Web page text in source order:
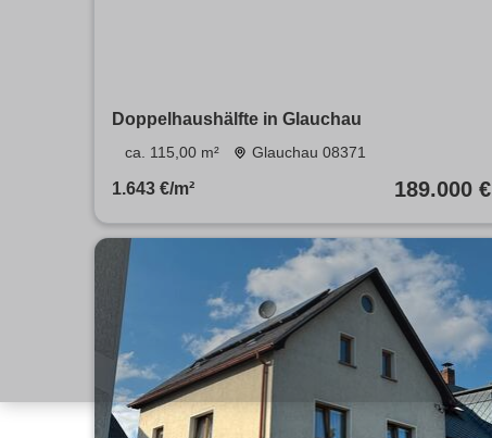
Doppelhaushälfte in Glauchau
ca. 115,00 m² Glauchau 08371
1.643 €/m² 189.000 €